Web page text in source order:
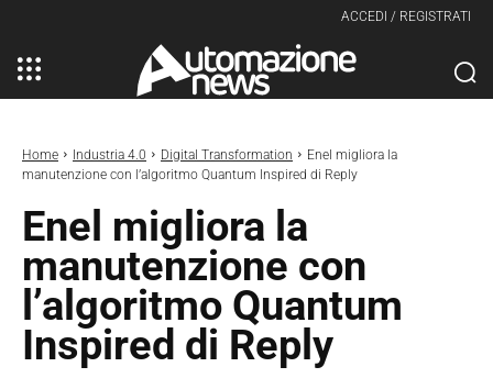
ACCEDI / REGISTRATI
Home Industria 4.0 Digital Transformation
Enel migliora la
manutenzione con l’algoritmo Quantum Inspired di Reply
Enel migliora la
manutenzione con
l’algoritmo Quantum
Inspired di Reply